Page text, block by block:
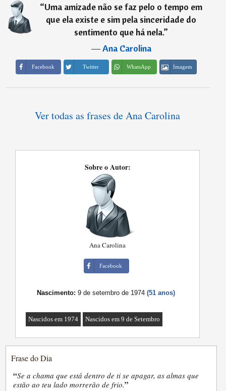
“Uma amizade não se faz pelo o tempo em
que ela existe e sim pela sinceridade do
sentimento que há nela.”
―Ana Carolina
Facebook Twitter WhatsApp Imagem
Ver todas as frases de Ana Carolina
Sobre o Autor:
Ana Carolina
Facebook
Nascimento: 9 de setembro de 1974(51 anos)
Nascidos em 1974 Nascidos em 9 de Setembro
Frase do Dia
“Se a chama que está dentro de ti se apagar, as almas que
estão ao teu lado morrerão de frio.”